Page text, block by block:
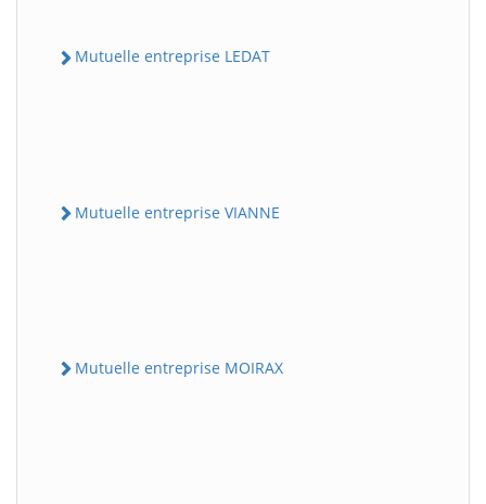
Mutuelle entreprise LEDAT
Mutuelle entreprise VIANNE
Mutuelle entreprise MOIRAX